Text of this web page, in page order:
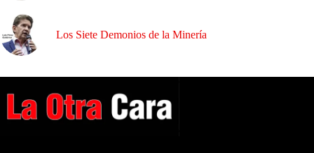
Los Siete Demonios de la Minería